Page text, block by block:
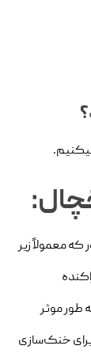
معمولاً زیر
طور موثر
برای خنک‌سازی